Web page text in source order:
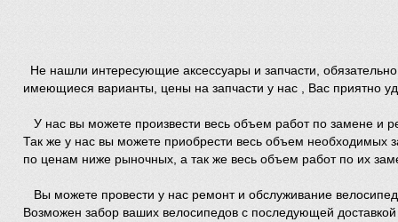
Не нашли интересующие аксессуары и запчасти,
имеющиеся варианты, цены на запчасти у нас , Вас приятно
У нас вы можете произвести весь объем работ по замене и
Так же у нас вы можете приобрести весь объем необходимых
по ценам ниже рыночных, а так же весь объем работ по их
Вы можете провести у нас ремонт и обслуживание
Возможен забор ваших велосипедов с последующей